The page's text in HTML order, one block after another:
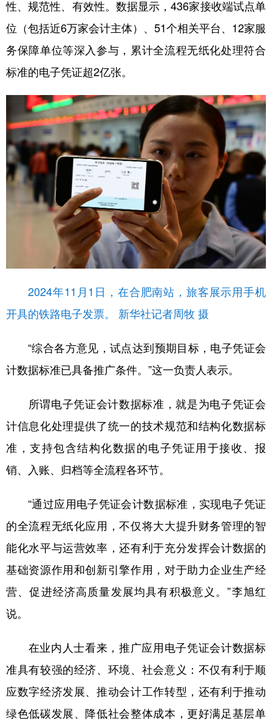
性、规范性、有效性。数据显示，436家接收端试点单
位（包括近6万家会计主体）、51个相关平台、12家服
务保障单位等深入参与，累计全流程无纸化处理符合
标准的电子凭证超2亿张。
2024年11月1日，在合肥南站，旅客展示用手机
开具的铁路电子发票。 新华社记者周牧 摄
“综合各方意见，试点达到预期目标，电子凭证会
计数据标准已具备推广条件。”这一负责人表示。
所谓电子凭证会计数据标准，就是为电子凭证会
计信息化处理提供了统一的技术规范和结构化数据标
准，支持包含结构化数据的电子凭证用于接收、报
销、入账、归档等全流程各环节。
“通过应用电子凭证会计数据标准，实现电子凭证
的全流程无纸化应用，不仅将大大提升财务管理的智
能化水平与运营效率，还有利于充分发挥会计数据的
基础资源作用和创新引擎作用，对于助力企业生产经
营、促进经济高质量发展均具有积极意义。”李旭红
说。
在业内人士看来，推广应用电子凭证会计数据标
准具有较强的经济、环境、社会意义：不仅有利于顺
应数字经济发展、推动会计工作转型，还有利于推动
绿色低碳发展、降低社会整体成本，更好满足基层单